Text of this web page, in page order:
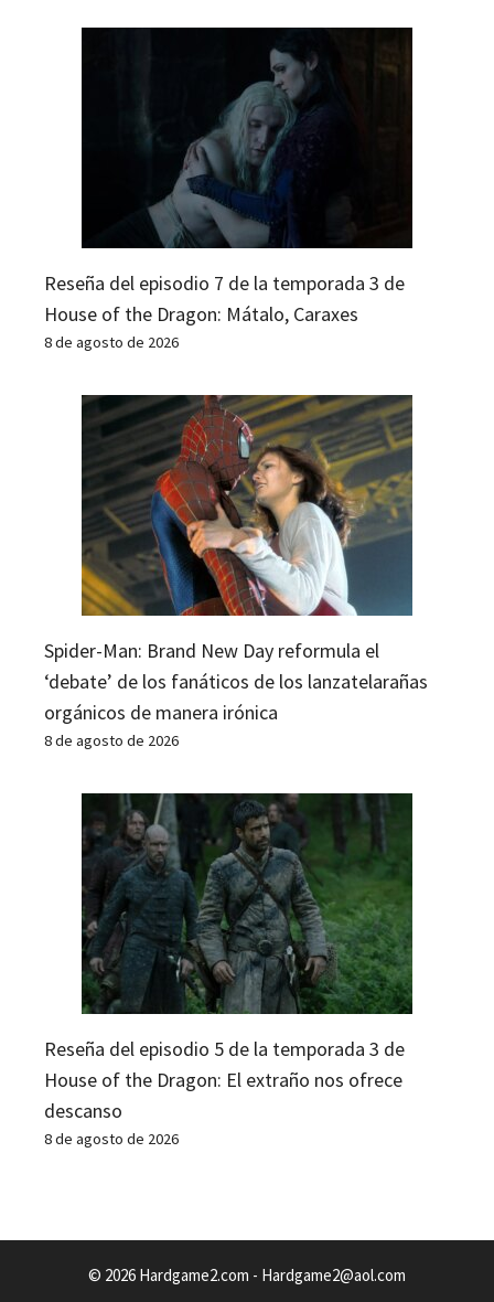
Reseña del episodio 7 de la temporada 3 de
House of the Dragon: Mátalo, Caraxes
8 de agosto de 2026
Spider-Man: Brand New Day reformula el
‘debate’ de los fanáticos de los lanzatelarañas
orgánicos de manera irónica
8 de agosto de 2026
Reseña del episodio 5 de la temporada 3 de
House of the Dragon: El extraño nos ofrece
descanso
8 de agosto de 2026
© 2026 Hardgame2.com - Hardgame2@aol.com